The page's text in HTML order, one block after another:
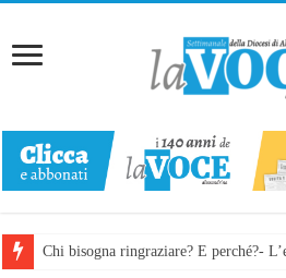
Chi bisogna ringraziare? E perché?-